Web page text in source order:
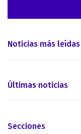
Noticias más leídas
Últimas noticias
Secciones